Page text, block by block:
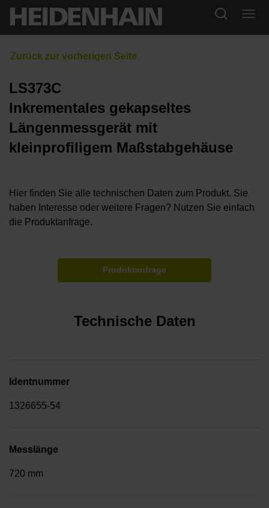
LS373C
Inkrementales gekapseltes
Längenmessgerät mit
kleinprofiligem Maßstabgehäuse
Hier finden Sie alle technischen Daten zum Produkt. Sie
haben Interesse oder weitere Fragen? Nutzen Sie einfach
die Produktanfrage.
Produktanfrage
Technische Daten
Identnummer
1326655-54
Messlänge
720 mm